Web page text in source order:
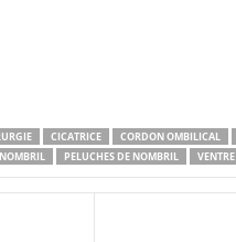
CICATRICE CORDON OMBILICAL
NOMBRIL PELUCHES DE NOMBRIL VENTRE